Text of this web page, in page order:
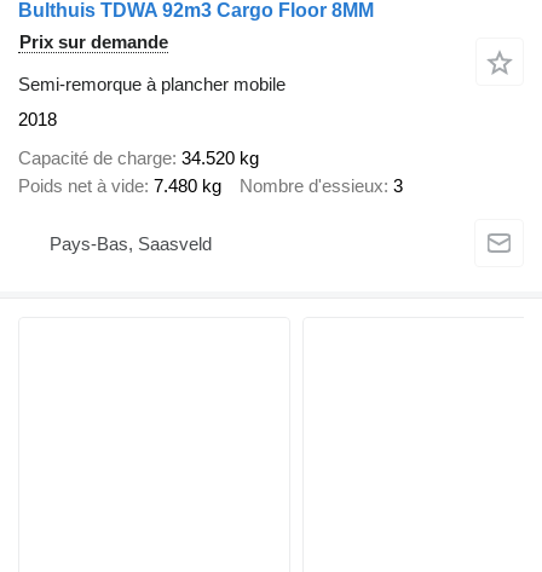
Bulthuis TDWA 92m3 Cargo Floor 8MM
Prix sur demande
Semi-remorque à plancher mobile
2018
Capacité de charge 34.520 kg
Poids net à vide 7.480 kg Nombre d'essieux 3
Pays-Bas, Saasveld